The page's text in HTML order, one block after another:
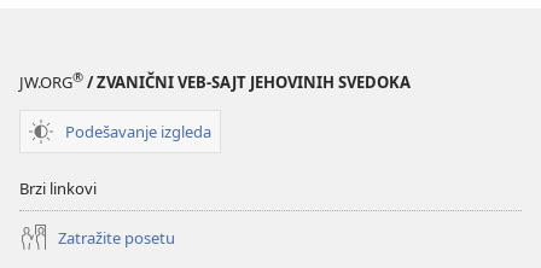
JW.ORG® / ZVANIČNI VEB-SAJT JEHOVINIH SVEDOKA
Podešavanje izgleda
Brzi linkovi
Zatražite posetu